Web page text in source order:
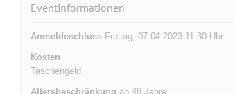
Eventinformationen
AnmeldeschlussFreitag, 07.04.2023 11:30 Uhr
Kosten
Taschengeld
Altersbeschränkung ab 48 Jahre